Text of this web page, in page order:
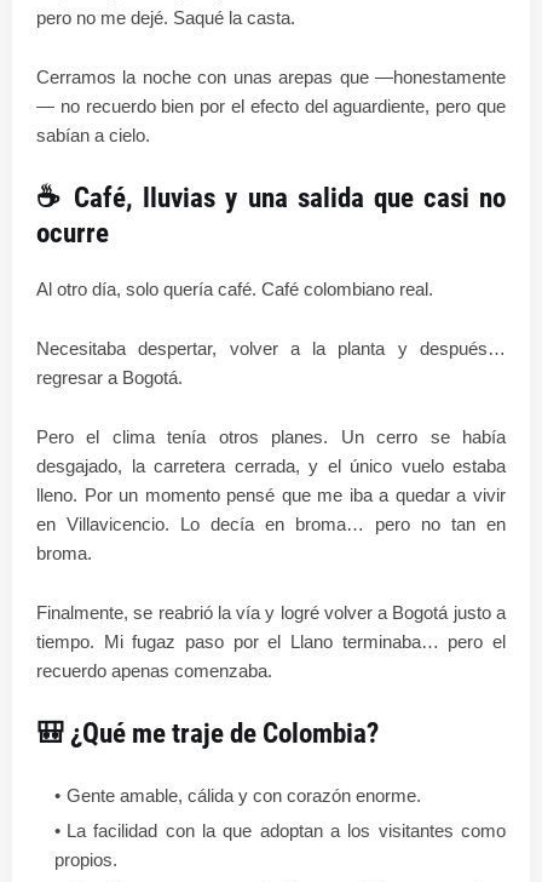
pero no me dejé. Saqué la casta.
Cerramos la noche con unas arepas que —honestamente
— no recuerdo bien por el efecto del aguardiente, pero que
sabían a cielo.
☕ Café, lluvias y una salida que casi no
ocurre
Al otro día, solo quería café. Café colombiano real.
Necesitaba despertar, volver a la planta y después…
regresar a Bogotá.
Pero el clima tenía otros planes. Un cerro se había
desgajado, la carretera cerrada, y el único vuelo estaba
lleno. Por un momento pensé que me iba a quedar a vivir
en Villavicencio. Lo decía en broma… pero no tan en
broma.
Finalmente, se reabrió la vía y logré volver a Bogotá justo a
tiempo. Mi fugaz paso por el Llano terminaba… pero el
recuerdo apenas comenzaba.
🎒 ¿Qué me traje de Colombia?
Gente amable, cálida y con corazón enorme.
La facilidad con la que adoptan a los visitantes como
propios.